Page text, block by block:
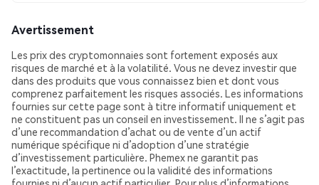
Avertissement
Les prix des cryptomonnaies sont fortement exposés aux
risques de marché et à la volatilité. Vous ne devez investir que
dans des produits que vous connaissez bien et dont vous
comprenez parfaitement les risques associés. Les informations
fournies sur cette page sont à titre informatif uniquement et
ne constituent pas un conseil en investissement. Il ne s’agit pas
d’une recommandation d’achat ou de vente d’un actif
numérique spécifique ni d’adoption d’une stratégie
d’investissement particulière. Phemex ne garantit pas
l’exactitude, la pertinence ou la validité des informations